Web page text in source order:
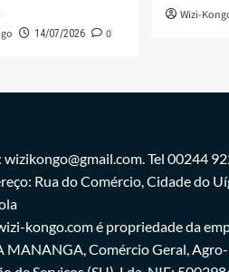
14/07/2026 0
Wizi-
Tel 00244
Rua do Comércio, Cidade do
kongo.com é propriedade da
MANANGA, Comércio Geral,